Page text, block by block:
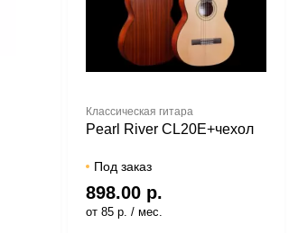
Классическая гитара
Pearl River CL20E+чехол
Под заказ
898.00 р.
от 85 р. / мес.